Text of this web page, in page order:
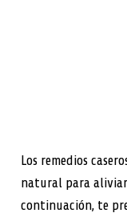
Los remedios
natural para aliviar
continuación, te